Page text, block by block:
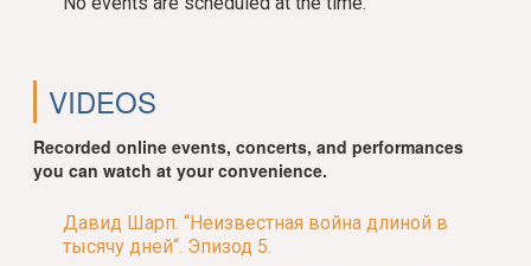
VIDEOS
Recorded online events, concerts, and performances
you can watch at your convenience.
Давид Шарп. “Неизвестная война длиной в
тысячу дней“. Эпизод 5.